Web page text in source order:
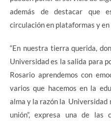
además de destacar que
circulación en plataformas y en
“En nuestra tierra querida,
Universidad es la salida para
Rosario aprendemos con
varios que hacemos en la
alma y la razón la Universidad
unión”, expresa una de las